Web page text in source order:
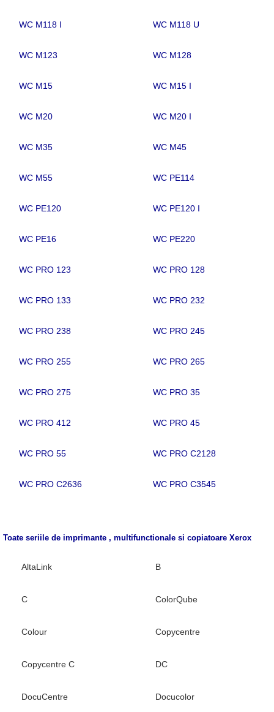
WC M118 I WC M118 U
WC M123 WC M128
WC M15 WC M15 I
WC M20 WC M20 I
WC M35 WC M45
WC M55 WC PE114
WC PE120 WC PE120 I
WC PE16 WC PE220
WC PRO 123 WC PRO 128
WC PRO 133 WC PRO 232
WC PRO 238 WC PRO 245
WC PRO 255 WC PRO 265
WC PRO 275 WC PRO 35
WC PRO 412 WC PRO 45
WC PRO 55 WC PRO C2128
WC PRO C2636 WC PRO C3545
Toate seriile de imprimante , multifunctionale si copiatoare Xerox
AltaLink B
C ColorQube
Colour Copycentre
Copycentre C DC
DocuCentre Docucolor